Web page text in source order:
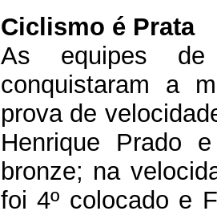
Ciclismo é Prata
As equipes de
conquistaram a
prova de
Henrique Prado
bronze; na
foi 4º colocado e